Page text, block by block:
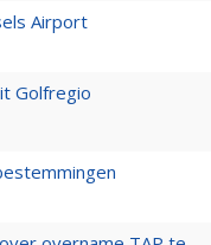
Airport
Golfregio